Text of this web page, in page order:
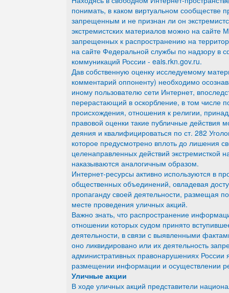
понимать, в каком виртуальном сообществе
запрещенным и не признан ли он
экстремистских материалов можно на сайте
запрещенных к распространению на
на сайте Федеральной службы по надзору в
коммуникаций России - eais.rkn.gov.ru.
Дав собственную оценку исследуемому
комментарий оппоненту) необходимо
иному пользователю сети Интернет,
перерастающий в оскорбление, в том числе
происхождения, отношения к религии,
правовой оценки такие публичные действия
деяния и квалифицироваться по ст. 282
которое предусмотрено вплоть до лишения
целенаправленных действий
наказываются аналогичным образом.
Интернет-ресурсы активно используются в
общественных объединений, овладевая
пропаганду своей деятельности, размещая
месте проведения уличных акций.
Важно знать, что распространение
отношении которых судом принято
деятельности, в связи с выявленными
оно ликвидировано или их деятельность
административных правонарушениях
размещении информации и осуществлении
Уличные акции
В ходе уличных акций представители